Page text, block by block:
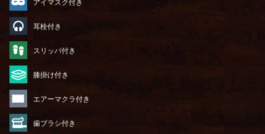
アイマスク付き
耳栓付き
スリッパ付き
膝掛け付き
エアーマクラ付き
歯ブラシ付き